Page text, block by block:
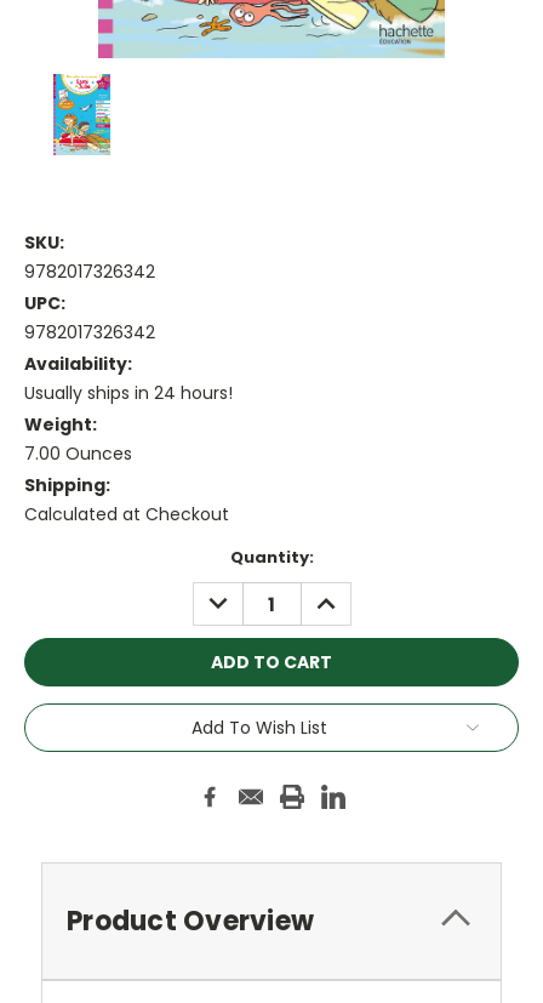
SKU:
9782017326342
UPC:
9782017326342
Availability:
Usually ships in 24 hours!
Weight:
7.00 Ounces
Shipping:
Calculated at Checkout
Quantity:
DECREASE
QUANTITY:
INCREASE
QUANTITY:
Add To Wish List
Product Overview